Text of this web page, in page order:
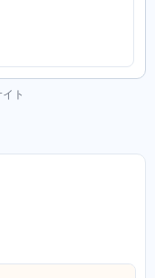
ト